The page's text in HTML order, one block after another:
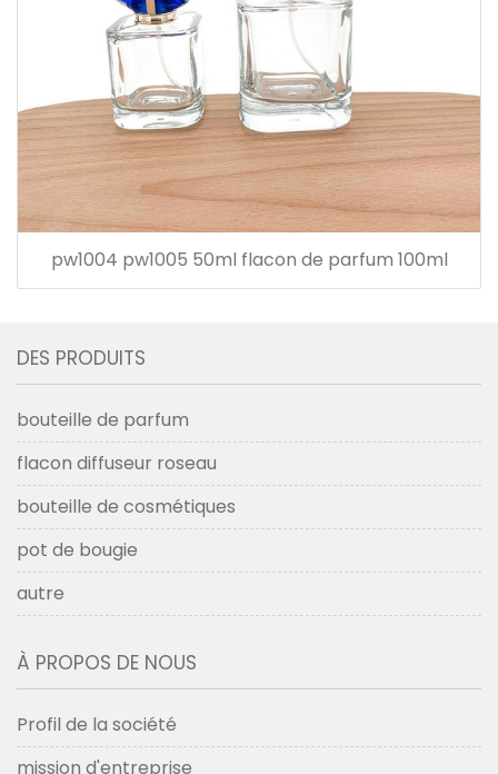
pw1004 pw1005 50ml flacon de parfum 100ml
DES PRODUITS
bouteille de parfum
flacon diffuseur roseau
bouteille de cosmétiques
pot de bougie
autre
À PROPOS DE NOUS
Profil de la société
mission d'entreprise